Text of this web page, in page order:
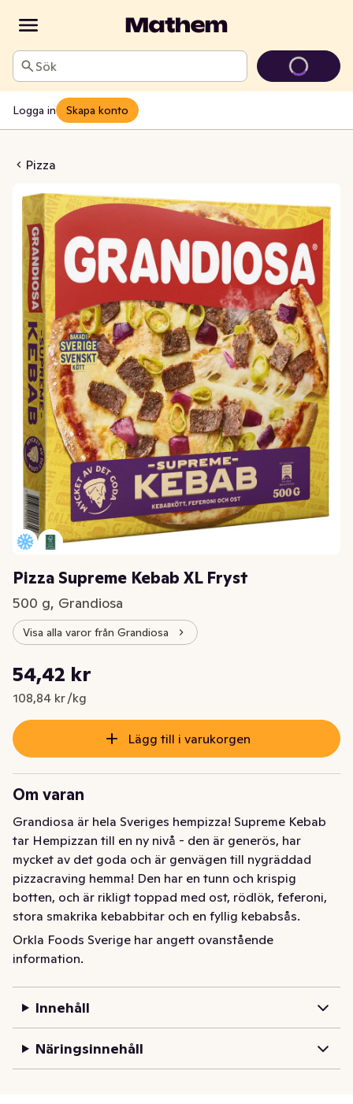
Sök
Logga in Skapa konto
Pizza
Kebab XL Fryst
Pizza Supreme Kebab XL Fryst
500 g, Grandiosa
Visa alla varor från Grandiosa
Nuvarande pris är: 54,42 kr
54,42 kr
108,84 kr /kg
Styckpris: 108,84 kr /kg
Lägg till i varukorgen
Om varan
Grandiosa är hela Sveriges hempizza! Supreme Kebab
tar Hempizzan till en ny nivå - den är generös, har
mycket av det goda och är genvägen till nygräddad
pizzacraving hemma! Den har en tunn och krispig
botten, och är rikligt toppad med ost, rödlök, feferoni,
stora smakrika kebabbitar och en fyllig kebabsås.
Stenugnsbakad i Sverige. Alltid nygräddad. Stor
njutning i varje tugga!
Orkla Foods Sverige har angett ovanstående
information.
Innehåll
Näringsinnehåll